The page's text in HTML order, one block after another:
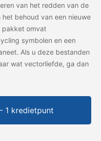
van het redden van de
behoud van een nieuwe
pakket omvat
symbolen en een
Als u deze bestanden
wat vectorliefde, ga dan
1 kredietpunt